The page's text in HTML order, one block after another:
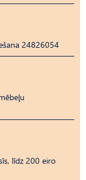
24826054
līdz 200 eiro